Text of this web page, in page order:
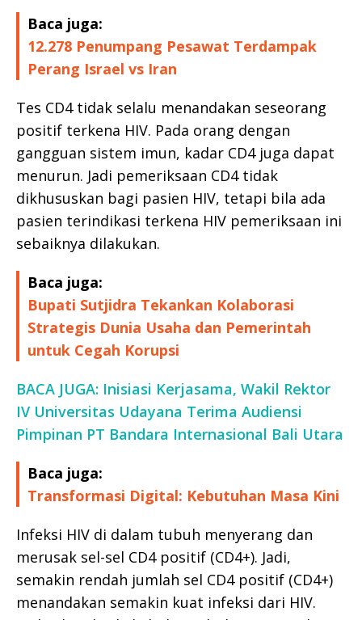
Baca juga:
12.278 Penumpang Pesawat Terdampak
Perang Israel vs Iran
Tes CD4 tidak selalu menandakan seseorang
positif terkena HIV. Pada orang dengan
gangguan sistem imun, kadar CD4 juga dapat
menurun. Jadi pemeriksaan CD4 tidak
dikhususkan bagi pasien HIV, tetapi bila ada
pasien terindikasi terkena HIV pemeriksaan ini
sebaiknya dilakukan.
Baca juga:
Bupati Sutjidra Tekankan Kolaborasi
Strategis Dunia Usaha dan Pemerintah
untuk Cegah Korupsi
BACA JUGA: Inisiasi Kerjasama, Wakil Rektor
IV Universitas Udayana Terima Audiensi
Pimpinan PT Bandara Internasional Bali Utara
Baca juga:
Transformasi Digital: Kebutuhan Masa Kini
Infeksi HIV di dalam tubuh menyerang dan
merusak sel-sel CD4 positif (CD4+). Jadi,
semakin rendah jumlah sel CD4 positif (CD4+)
menandakan semakin kuat infeksi dari HIV.